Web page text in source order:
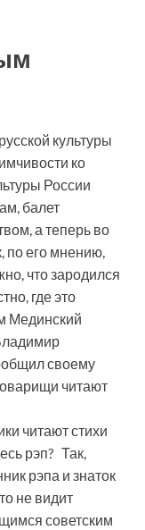
культуры
ко
России
балет
а теперь во
по его мнению,
что зародился
где это
Мединский
своему
читают
читают стихи
рэп? Так,
рэпа и знаток
не видит
советским